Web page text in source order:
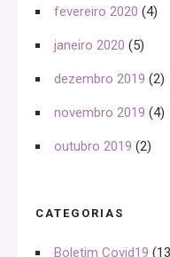
fevereiro 2020 (4)
janeiro 2020 (5)
dezembro 2019 (2)
novembro 2019 (4)
outubro 2019 (2)
CATEGORIAS
Boletim Covid19